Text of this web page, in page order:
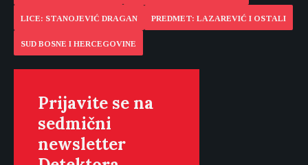
LICE: STANOJEVIĆ DRAGAN PREDMET: LAZAREVIĆ I OSTALI
SUD BOSNE I HERCEGOVINE
Prijavite se na
sedmični
newsletter